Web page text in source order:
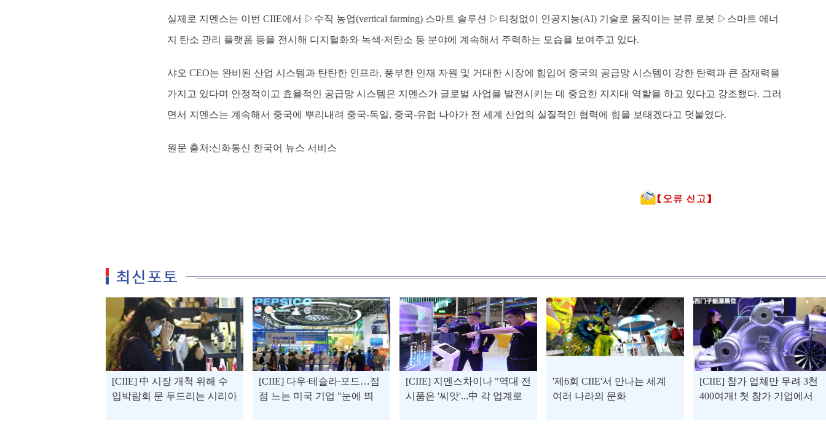
실제로 지멘스는 이번 CIIE에서 ▷수직 농업(vertical farming) 스마트 솔루션 ▷티칭없이 인공지능(AI) 기술로 움직이는 분류 로봇 ▷스마트 에너
지 탄소 관리 플랫폼 등을 전시해 디지털화와 녹색∙저탄소 등 분야에 계속해서 주력하는 모습을 보여주고 있다.
샤오 CEO는 완비된 산업 시스템과 탄탄한 인프라, 풍부한 인재 자원 및 거대한 시장에 힘입어 중국의 공급망 시스템이 강한 탄력과 큰 잠재력을
가지고 있다며 안정적이고 효율적인 공급망 시스템은 지멘스가 글로벌 사업을 발전시키는 데 중요한 지지대 역할을 하고 있다고 강조했다. 그러
면서 지멘스는 계속해서 중국에 뿌리내려 중국-독일, 중국-유럽 나아가 전 세계 산업의 실질적인 협력에 힘을 보태겠다고 덧붙였다.
원문 출처:신화통신 한국어 뉴스 서비스
[CIIE] 中 시장 개척 위해 수
입박람회 문 두드리는 시리아
[CIIE] 다우∙테슬라∙포드…점
점 느는 미국 기업 "눈에 띄
[CIIE] 지멘스차이나 "역대 전
시품은 '씨앗'...中 각 업계로
'제6회 CIIE'서 만나는 세계
여러 나라의 문화
[CIIE] 참가 업체만 무려 3천
400여개! 첫 참가 기업에서